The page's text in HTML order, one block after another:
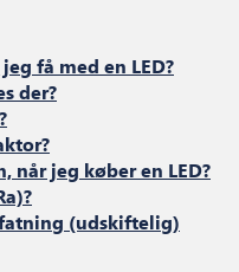
få med en LED?
der?
når jeg køber en LED?
(udskiftelig)